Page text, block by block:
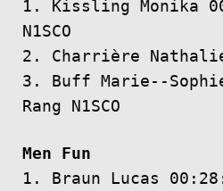
1. Kissling Monika
N1SCO
2. Charrière
3. Buff Marie-­
Rang N1SCO
Men Fun
1. Braun Lucas